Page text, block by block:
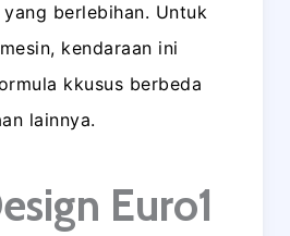
berlebihan. Untuk
kendaraan ini
kkusus berbeda
lainnya.
Euro1